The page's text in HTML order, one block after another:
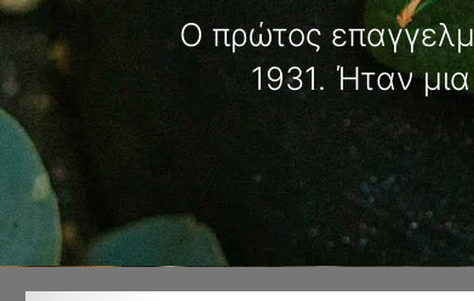
Ο πρώτος
1931. Ήταν